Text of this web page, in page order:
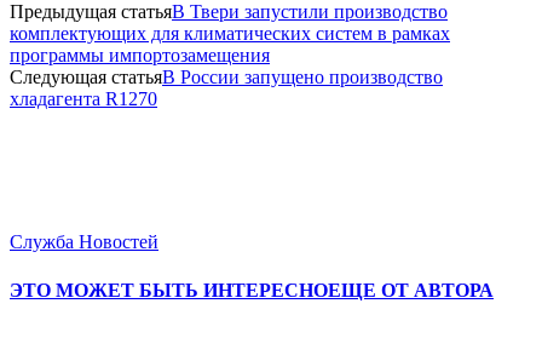
Предыдущая статьяВ Твери запустили производство
комплектующих для климатических систем в рамках
программы импортозамещения
Следующая статьяВ России запущено производство
хладагента R1270
Служба Новостей
ЭТО МОЖЕТ БЫТЬ ИНТЕРЕСНОЕЩЕ ОТ АВТОРА